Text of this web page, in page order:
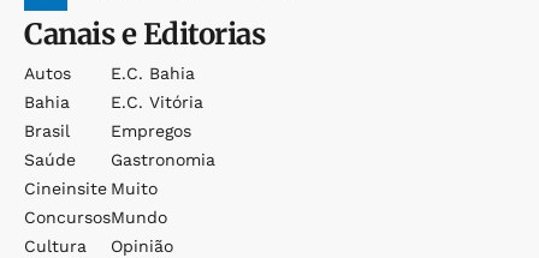
Canais e Editorias
Autos
Bahia
Brasil
Saúde
Cineinsite
Concursos
Cultura
E.c. Bahia
E.c. Vitória
Empregos
Gastronomia
Muito
Mundo
Opinião